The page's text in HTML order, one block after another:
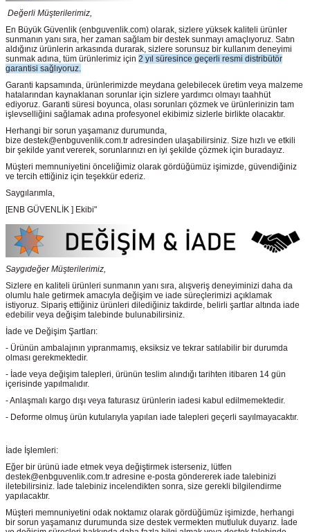
Değerli Müşterilerimiz,
En Büyük Güvenlik (enbguvenlik.com) olarak, sizlere yüksek kaliteli ürünler
sunmanın yanı sıra, her zaman sağlam bir destek sunmayı amaçlıyoruz. Satın
aldığınız ürünlerin arkasında durarak, sizlere sorunsuz bir kullanım deneyimi
sunmak adına, tüm ürünlerimiz için 2 yıl süresince geçerli resmi distribütör
garantisi sağlıyoruz.
Garanti kapsamında, ürünlerimizde meydana gelebilecek üretim veya malzeme
hatalarından kaynaklanan sorunlar için sizlere yardımcı olmayı taahhüt
ediyoruz. Garanti süresi boyunca, olası sorunları çözmek ve ürünlerinizin tam
işlevselliğini sağlamak adına profesyonel ekibimiz sizlerle birlikte olacaktır.
Herhangi bir sorun yaşamanız durumunda,
bize destek@enbguvenlik.com.tr adresinden ulaşabilirsiniz. Size hızlı ve etkili
bir şekilde yanıt vererek, sorunlarınızı en iyi şekilde çözmek için buradayız.
Müşteri memnuniyetini önceliğimiz olarak gördüğümüz işimizde, güvendiğiniz
ve tercih ettiğiniz için teşekkür ederiz.
Saygılarımla,
[ENB GÜVENLİK ] Ekibi"
Saygıdeğer Müşterilerimiz,
Sizlere en kaliteli ürünleri sunmanın yanı sıra, alışveriş deneyiminizi daha da
olumlu hale getirmek amacıyla değişim ve iade süreçlerimizi açıklamak
istiyoruz. Sipariş ettiğiniz ürünleri dilediğiniz takdirde, belirli şartlar altında iade
edebilir veya değişim talebinde bulunabilirsiniz.
İade ve Değişim Şartları:
- Ürünün ambalajının yıpranmamış, eksiksiz ve tekrar satılabilir bir durumda
olması gerekmektedir.
- İade veya değişim talepleri, ürünün teslim alındığı tarihten itibaren 14 gün
içerisinde yapılmalıdır.
- Anlaşmalı kargo dışı veya faturasız ürünlerin iadesi kabul edilmemektedir.
- Deforme olmuş ürün kutularıyla yapılan iade talepleri geçerli sayılmayacaktır.
İade İşlemleri:
Eğer bir ürünü iade etmek veya değiştirmek isterseniz, lütfen
destek@enbguvenlik.com.tr adresine e-posta göndererek iade talebinizi
iletebilirsiniz. İade talebiniz incelendikten sonra, size gerekli bilgilendirme
yapılacaktır.
Müşteri memnuniyetini odak noktamız olarak gördüğümüz işimizde, herhangi
bir sorun yaşamanız durumunda size destek vermekten mutluluk duyarız. İade